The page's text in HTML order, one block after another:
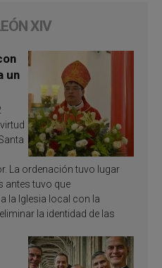
XIV
un
La ordenación tuvo lugar
antes tuvo que
la Iglesia local con la
la identidad de las